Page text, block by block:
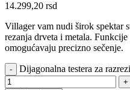
14.299,20 rsd
Villager vam nudi širok spektar
rezanja drveta i metala.
omogućavaju precizno sečenje.
Dijagonalna testera za